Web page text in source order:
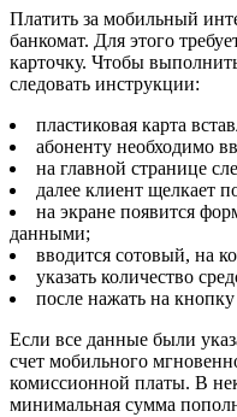
Платить за мобильный
банкомат. Для этого
карточку. Чтобы
следовать инструкции:
пластиковая карта
абоненту необходимо
на главной странице
далее клиент щелкает
на экране появится
данными;
вводится сотовый, на
указать количество
после нажать на
Если все данные были
счет мобильного
комиссионной платы. В
минимальная сумма